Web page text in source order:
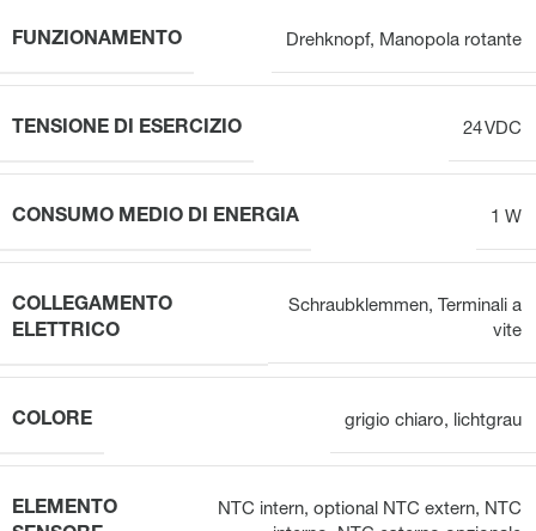
FUNZIONAMENTO Drehknopf, Manopola rotante
TENSIONE DI ESERCIZIO 24 VDC
CONSUMO MEDIO DI ENERGIA 1 W
COLLEGAMENTO
ELETTRICO
Schraubklemmen, Terminali a
vite
COLORE grigio chiaro, lichtgrau
ELEMENTO
NTC intern, optional NTC extern, NTC